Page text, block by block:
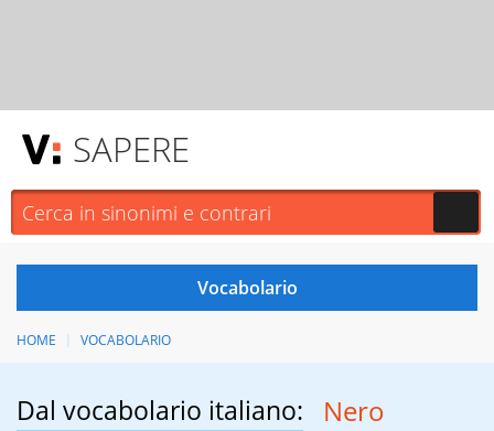
SAPERE
HOME VOCABOLARIO
Dal vocabolario italiano: Nero